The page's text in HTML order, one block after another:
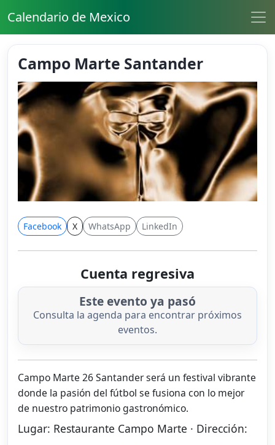
Calendario de Mexico
Campo Marte Santander
Facebook X WhatsApp LinkedIn
Cuenta regresiva
Este evento ya pasó
Consulta la agenda para encontrar próximos
eventos.
Campo Marte 26 Santander será un festival vibrante
donde la pasión del fútbol se fusiona con lo mejor
de nuestro patrimonio gastronómico.
Lugar: Restaurante Campo Marte · Dirección: